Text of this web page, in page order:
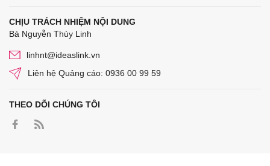
CHỊU TRÁCH NHIỆM NỘI DUNG
Bà Nguyễn Thùy Linh
linhnt@ideaslink.vn
Liên hệ Quảng cáo: 0936 00 99 59
THEO DÕI CHÚNG TÔI